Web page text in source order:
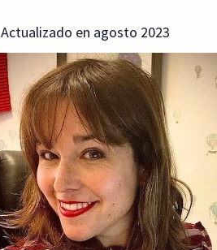
Actualizado en agosto 2023